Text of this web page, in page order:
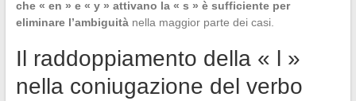
che « en » e « y » attivano la « s » è sufficiente per
eliminare l’ambiguitànella maggior parte dei casi.
Il raddoppiamento della « l »
nella coniugazione del verbo